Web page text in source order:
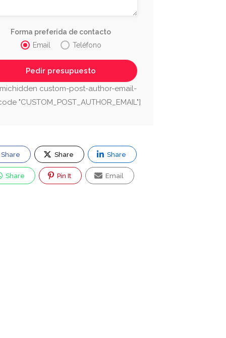
Forma preferida de contacto
Email
Teléfono
custom-post-author-email-
"CUSTOM_POST_AUTHOR_EMAIL"]
Share Share Share
Share Pin It Email